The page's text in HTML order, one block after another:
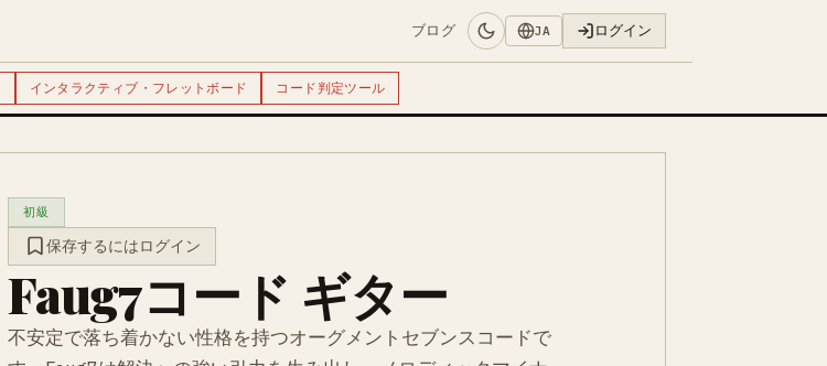
ブログ JA ログイン
インタラクティブ・フレットボード コード判定ツール
初級
保存するにはログイン
Faug7コード ギター
不安定で落ち着かない性格を持つオーグメントセブンスコードで